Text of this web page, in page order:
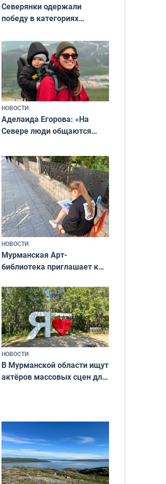
Северянки одержали
победу в категориях
«Мисс и Миссис Великая
Русь»
НОВОСТИ
Аделаида Егорова: «На
Севере люди общаются
а потому что
ты им интересен»
НОВОСТИ
Мурманская Арт-
библиотека приглашает к
и фотографов
НОВОСТИ
В Мурманской области ищут
актёров массовых сцен для